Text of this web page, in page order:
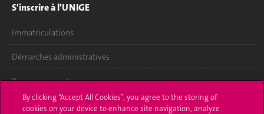
S'inscrire à l'UNIGE
Immatriculations
Démarches administratives
Poser une question
L'UNIGE vous informe
By clicking “Accept All Cookies”, you agree to the storing of
cookies on your device to enhance site navigation, analyze